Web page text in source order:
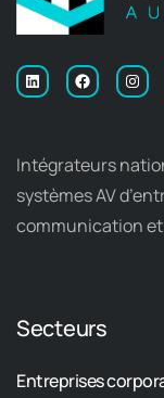
Intégrateurs
systèmes AV
communication
Secteurs
Entreprises